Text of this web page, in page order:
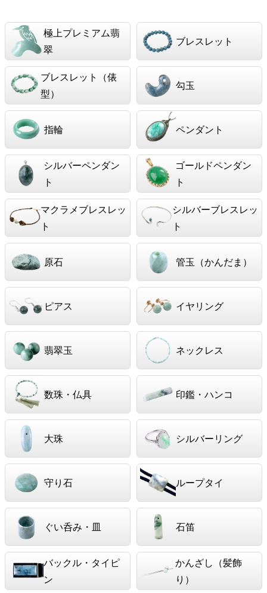
極上プレミアム翡
翠
ブレスレット
ブレスレット（俵
型）
勾玉
指輪 ペンダント
シルバーペンダン
ト
ゴールドペンダン
ト
マクラメブレスレッ
ト
シルバーブレスレッ
ト
原石 管玉（かんだま）
ピアス イヤリング
翡翠玉 ネックレス
数珠・仏具 印鑑・ハンコ
大珠 シルバーリング
守り石 ループタイ
ぐい呑み・皿 石笛
バックル・タイピ
ン
かんざし（髪飾
り）